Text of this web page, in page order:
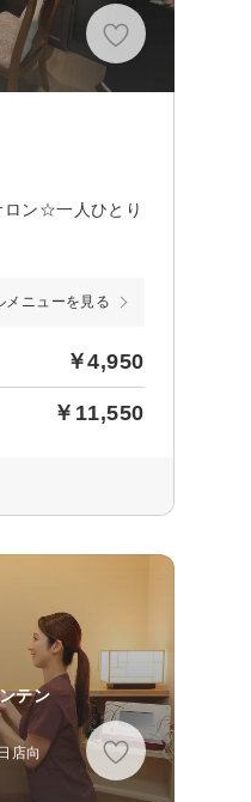
ロン☆一人ひとり
メニューを見る
￥4,950
￥11,550
テン
店向